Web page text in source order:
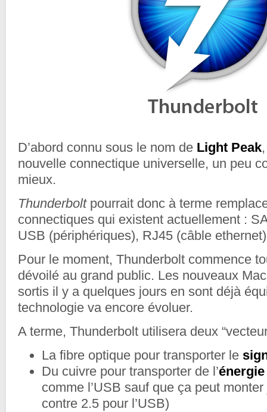
D’abord connu sous le nom de Light Peak
nouvelle connectique universelle, un peu
mieux.
Thunderboltpourrait donc à terme
connectiques qui existent actuellement :
USB (périphériques), RJ45 (câble
Pour le moment, Thunderbolt commence
dévoilé au grand public. Les nouveaux
sortis il y a quelques jours en sont déjà
technologie va encore évoluer.
A terme, Thunderbolt utilisera deux
La fibre optique pour transporter le
Du cuivre pour transporter de l’énergie
comme l’USB sauf que ça peut monter
contre 2.5 pour l’USB)